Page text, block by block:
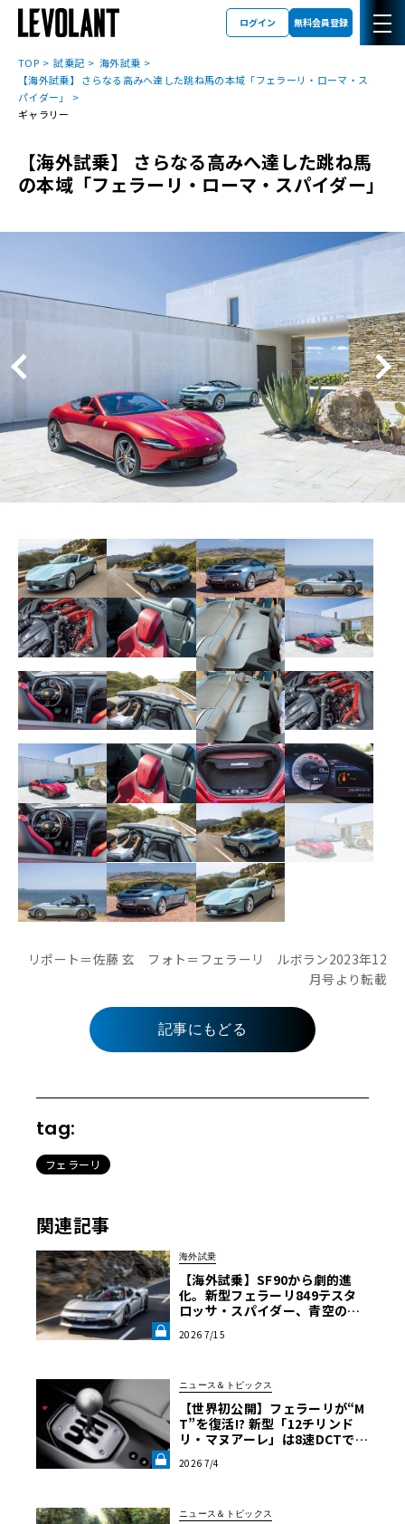
ログイン 無料会員登録
TOP 試乗記
海外試乗
【海外試乗】 さらなる高みへ達した跳ね馬の本域「フェラーリ・ローマ・ス
パイダー」
ギャラリー
【海外試乗】 さらなる高みへ達した跳ね馬
の本域「フェラーリ・ローマ・スパイダー」
リポート＝佐藤 玄 フォト＝フェラーリ ルボラン2023年12
月号より転載
記事にもどる
tag:
フェラーリ
関連記事
海外試乗
【海外試乗】SF90から劇的進
化。新型フェラーリ849テスタ
ロッサ・スパイダー、青空の下
リティ《LE VOLANT LAB》
2026 7/15
ニュース＆トピックス
【世界初公開】フェラーリが“M
T”を復活!? 新型「12チリンド
リ・マヌアーレ」は8速DCTで
E VOLANT LAB》
2026 7/4
ニュース＆トピックス